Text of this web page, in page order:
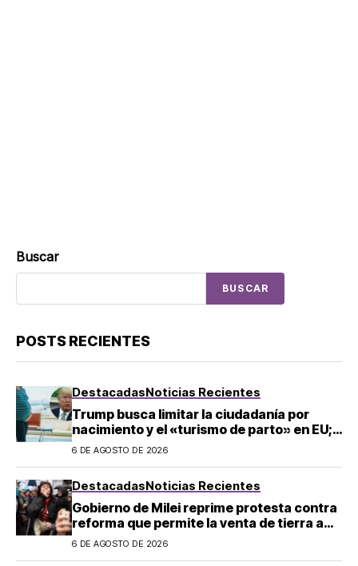
Buscar
BUSCAR
POSTS RECIENTES
DestacadasNoticias Recientes
Trump busca limitar la ciudadanía por
nacimiento y el «turismo de parto» en EU;
¿a quién afecta?
6 DE AGOSTO DE 2026
DestacadasNoticias Recientes
Gobierno de Milei reprime protesta contra
reforma que permite la venta de tierra a
extranjeros en Argentina
6 DE AGOSTO DE 2026